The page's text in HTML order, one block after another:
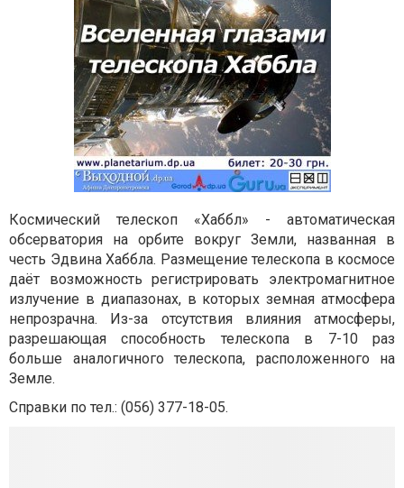
Космический телескоп «Хаббл» - автоматическая
обсерватория на орбите вокруг Земли, названная в
честь Эдвина Хаббла. Размещение телескопа в космосе
даёт возможность регистрировать электромагнитное
излучение в диапазонах, в которых земная атмосфера
непрозрачна. Из-за отсутствия влияния атмосферы,
разрешающая способность телескопа в 7-10 раз
больше аналогичного телескопа, расположенного на
Земле.
Справки по тел.: (056) 377-18-05.